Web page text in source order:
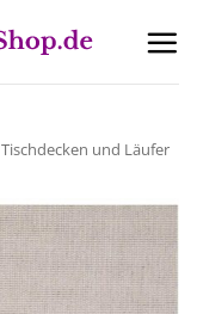
Tischdecken und Läufer